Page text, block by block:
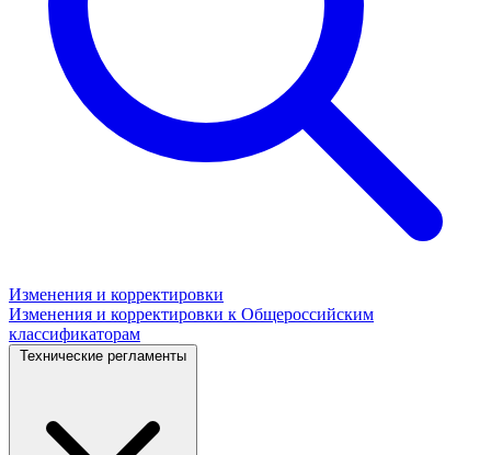
Изменения и корректировки
Изменения и корректировки к Общероссийским
классификаторам
Технические регламенты